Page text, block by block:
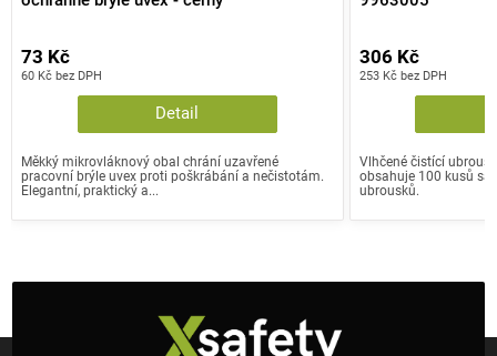
60 Kč bez DPH
73 Kč
Detail
Měkký mikrovláknový obal chrání uzavřené
pracovní brýle uvex proti poškrábání a nečistotám.
Elegantní, praktický a...
253 Kč bez DPH
306 Kč
Vlhčené čistící
obsahuje 100 kusů
ubrousků.